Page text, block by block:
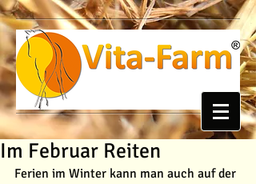
Im Februar Reiten
Ferien im Winter kann man auch auf der